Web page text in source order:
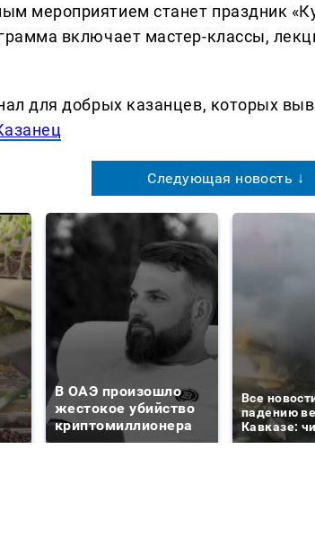
мероприятием станет праздник
включает мастер-классы,
для добрых казанцев, которых
Следующая новость ↓
В ОАЭ произошло
жестокое убийство
криптомиллионера
Все
падению
Кавказе: